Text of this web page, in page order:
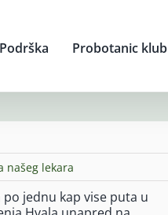
Podrška Probotanic klub
našeg lekara
jednu kap vise puta u